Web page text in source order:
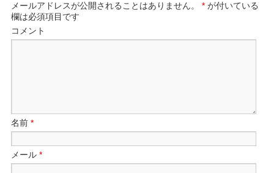
メールアドレスが公開されることはありません。 * が付いている
欄は必須項目です
コメント
名前*
メール*